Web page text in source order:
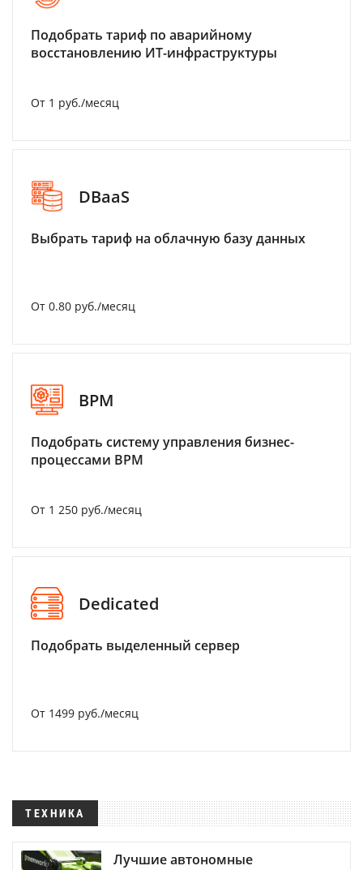
Подобрать тариф по аварийному
восстановлению ИТ-инфраструктуры
От 1 руб./месяц
DBaaS
Выбрать тариф на облачную базу данных
От 0.80 руб./месяц
BPM
Подобрать систему управления бизнес-
процессами BPM
От 1 250 руб./месяц
Dedicated
Подобрать выделенный сервер
От 1499 руб./месяц
ТЕХНИКА
Лучшие автономные